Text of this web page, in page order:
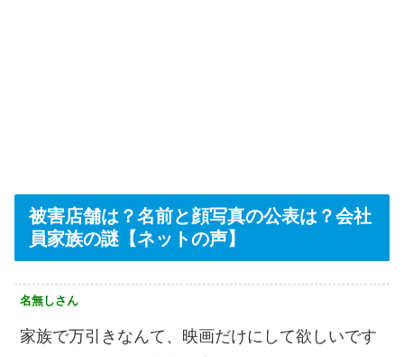
被害店舗は？名前と顔写真の公表は？会社
員家族の謎【ネットの声】
名無しさん
家族で万引きなんて、映画だけにして欲しいです